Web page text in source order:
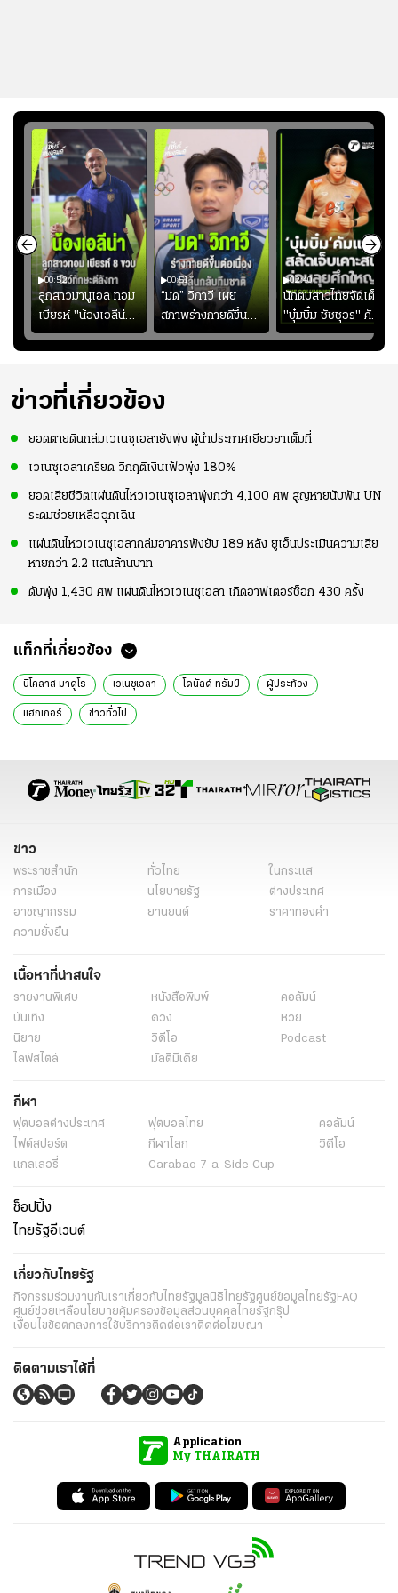
00:52
ลูกสาวมานูเอล ทอม
เบียรห์ "น้องเอลีน่า"
วัย 8 ขวบ โชว์ตี
ลังกาสุดพริ้ว
00:51
“มด” วิภาวี เผย
สภาพร่างกายดีขึ้น
อย่างต่อเนื่อง พร้อม
พยายามลงสนามให้
ความมั่นใจ
02:40
นักตบสาวไทยจัดเต็ม
"บุ๋มบิ๋ม ชัชชุอร" คัม
แบ็ก ศึก" SEA V
CUP 2026" เลก
ข่าวที่เกี่ยวข้อง
ยอดตายดินถล่มเวเนซุเอลายังพุ่ง ผู้นำประกาศเยียวยาเต็มที่
เวเนซุเอลาเครียด วิกฤติเงินเฟ้อพุ่ง 180%
ยอดเสียชีวิตแผ่นดินไหวเวเนซุเอลาพุ่งกว่า 4,100 ศพ สูญหายนับพัน UN
ระดมช่วยเหลือฉุกเฉิน
แผ่นดินไหวเวเนซุเอลาถล่มอาคารพังยับ 189 หลัง ยูเอ็นประเมินความเสีย
หายกว่า 2.2 แสนล้านบาท
ดับพุ่ง 1,430 ศพ แผ่นดินไหวเวเนซุเอลา เกิดอาฟเตอร์ช็อก 430 ครั้ง
แท็กที่เกี่ยวข้อง
นิโคลาส มาดูโร เวเนซุเอลา โดนัลด์ ทรัมป์ ผู้ประท้วง
แฮกเกอร์ ข่าวทั่วไป
ข่าว
พระราชสำนัก ทั่วไทย
ในกระแส
การเมือง
นโยบายรัฐ
ต่างประเทศ
อาชญากรรม
ยานยนต์
ราคาทองคำ
ความยั่งยืน
เนื้อหาที่น่าสนใจ
รายงานพิเศษ หนังสือพิมพ์
คอลัมน์
บันเทิง
ดวง
หวย
นิยาย
วิดีโอ
Podcast
ไลฟ์สไตล์
มัลติมีเดีย
กีฬา
ฟุตบอลต่่างประเทศ ฟุตบอลไทย
คอลัมน์
ไฟต์สปอร์ต
กีฬาโลก
วิดีโอ
แกลเลอรี่
Carabao 7-a-Side Cup
ช็อปปิ้ง
ไทยรัฐอีเวนต์
เกี่ยวกับไทยรัฐ
กิจกรรมร่วมงานกับเราเกี่ยวกับไทยรัฐมูลนิธิไทยรัฐศูนย์ข้อมูลไทยรัฐFAQ
ศูนย์ช่วยเหลือนโยบายคุ้มครองข้อมูลส่วนบุคคลไทยรัฐกรุ๊ป
เงื่อนไขข้อตกลงการใช้บริการติดต่อเราติดต่อโฆษณา
ติดตามเราได้ที่
Application
My THAIRATH